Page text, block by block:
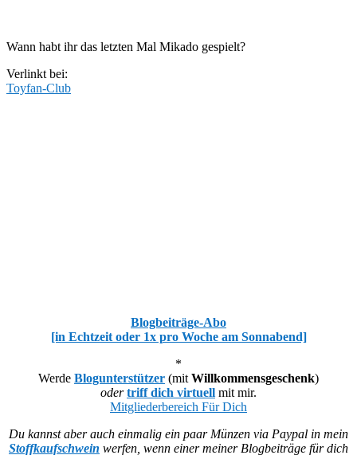
Wann habt ihr das letzten Mal Mikado gespielt?
Verlinkt bei:
Toyfan-Club
Blogbeiträge-Abo
[in Echtzeit oder 1x pro Woche am Sonnabend]
*
Werde Blogunterstützer (mit Willkommensgeschenk)
oder triff dich virtuell mit mir.
Mitgliederbereich Für Dich
Du kannst aber auch einmalig ein paar Münzen via Paypal in mein
Stoffkaufschwein werfen, wenn einer meiner Blogbeiträge für dich